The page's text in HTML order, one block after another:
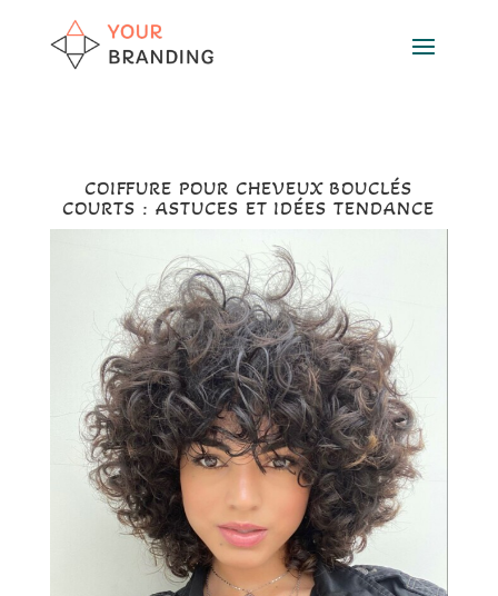
COIFFURE POUR CHEVEUX BOUCLÉS
COURTS : ASTUCES ET IDÉES TENDANCE